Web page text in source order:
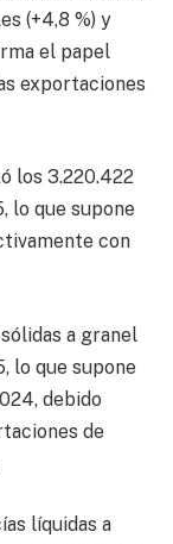
(+4,8 %) y
el papel
exportaciones
los 3.220.422
lo que supone
con
a granel
lo que supone
debido
de
líquidas a